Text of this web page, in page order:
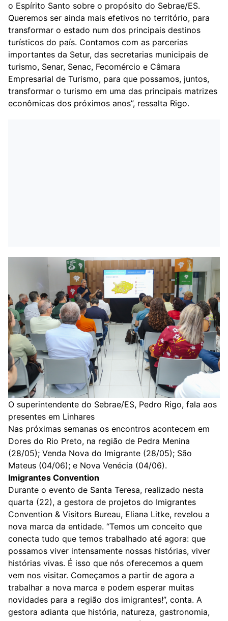
o Espírito Santo sobre o propósito do Sebrae/ES.
Queremos ser ainda mais efetivos no território, para
transformar o estado num dos principais destinos
turísticos do país. Contamos com as parcerias
importantes da Setur, das secretarias municipais de
turismo, Senar, Senac, Fecomércio e Câmara
Empresarial de Turismo, para que possamos, juntos,
transformar o turismo em uma das principais matrizes
econômicas dos próximos anos”, ressalta Rigo.
O superintendente do Sebrae/ES, Pedro Rigo, fala aos
presentes em Linhares
Nas próximas semanas os encontros acontecem em
Dores do Rio Preto, na região de Pedra Menina
(28/05); Venda Nova do Imigrante (28/05); São
Mateus (04/06); e Nova Venécia (04/06).
Imigrantes Convention
Durante o evento de Santa Teresa, realizado nesta
quarta (22), a gestora de projetos do Imigrantes
Convention & Visitors Bureau, Eliana Litke, revelou a
nova marca da entidade. “Temos um conceito que
conecta tudo que temos trabalhado até agora: que
possamos viver intensamente nossas histórias, viver
histórias vivas. É isso que nós oferecemos a quem
vem nos visitar. Começamos a partir de agora a
trabalhar a nova marca e podem esperar muitas
novidades para a região dos imigrantes!”, conta. A
gestora adianta que história, natureza, gastronomia,